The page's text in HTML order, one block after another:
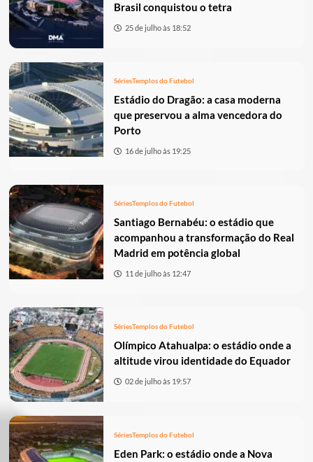
Brasil conquistou o tetra
25 de julho às 18:52
SériesTemplos do Futebol
Estádio do Dragão: a casa moderna
que preservou a alma vencedora do
Porto
16 de julho às 19:25
SériesTemplos do Futebol
Santiago Bernabéu: o estádio que
acompanhou a transformação do Real
Madrid em potência global
11 de julho às 12:47
SériesTemplos do Futebol
Olímpico Atahualpa: o estádio onde a
altitude virou identidade do Equador
02 de julho às 19:57
SériesTemplos do Futebol
Eden Park: o estádio onde a Nova